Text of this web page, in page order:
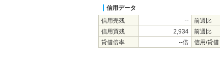
信用データ
信用売残
--
前週比
信用買残
2,934
前週比
貸借倍率
--倍 信用/貸借